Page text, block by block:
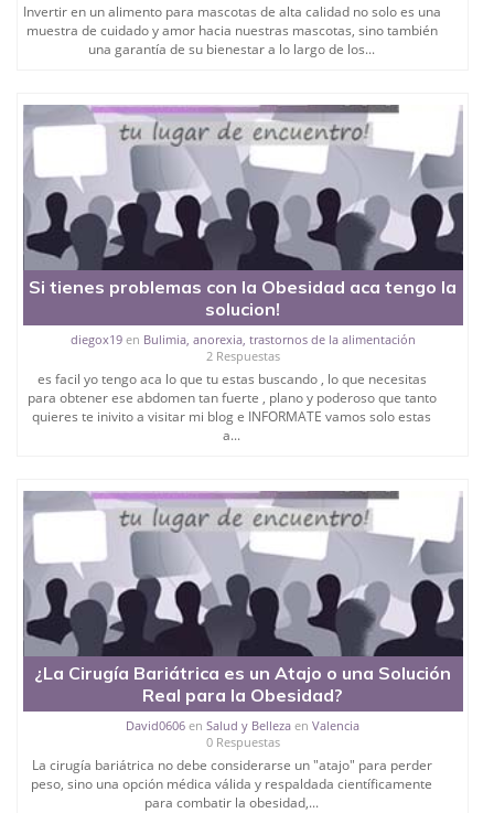
Invertir en un alimento para mascotas de alta calidad no solo es una
muestra de cuidado y amor hacia nuestras mascotas, sino también
una garantía de su bienestar a lo largo de los...
Si tienes problemas con la Obesidad aca tengo la
solucion!
diegox19en Bulimia, anorexia, trastornos de la alimentación
2 Respuestas
es facil yo tengo aca lo que tu estas buscando , lo que necesitas
para obtener ese abdomen tan fuerte , plano y poderoso que tanto
quieres te inivito a visitar mi blog e INFORMATE vamos solo estas
a...
¿La Cirugía Bariátrica es un Atajo o una Solución
Real para la Obesidad?
David0606 enSalud y Belleza enValencia
0 Respuestas
La cirugía bariátrica no debe considerarse un "atajo" para perder
peso, sino una opción médica válida y respaldada científicamente
para combatir la obesidad,...